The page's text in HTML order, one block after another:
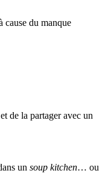
cause du manque
de la partager avec un
un soup kitchen… ou